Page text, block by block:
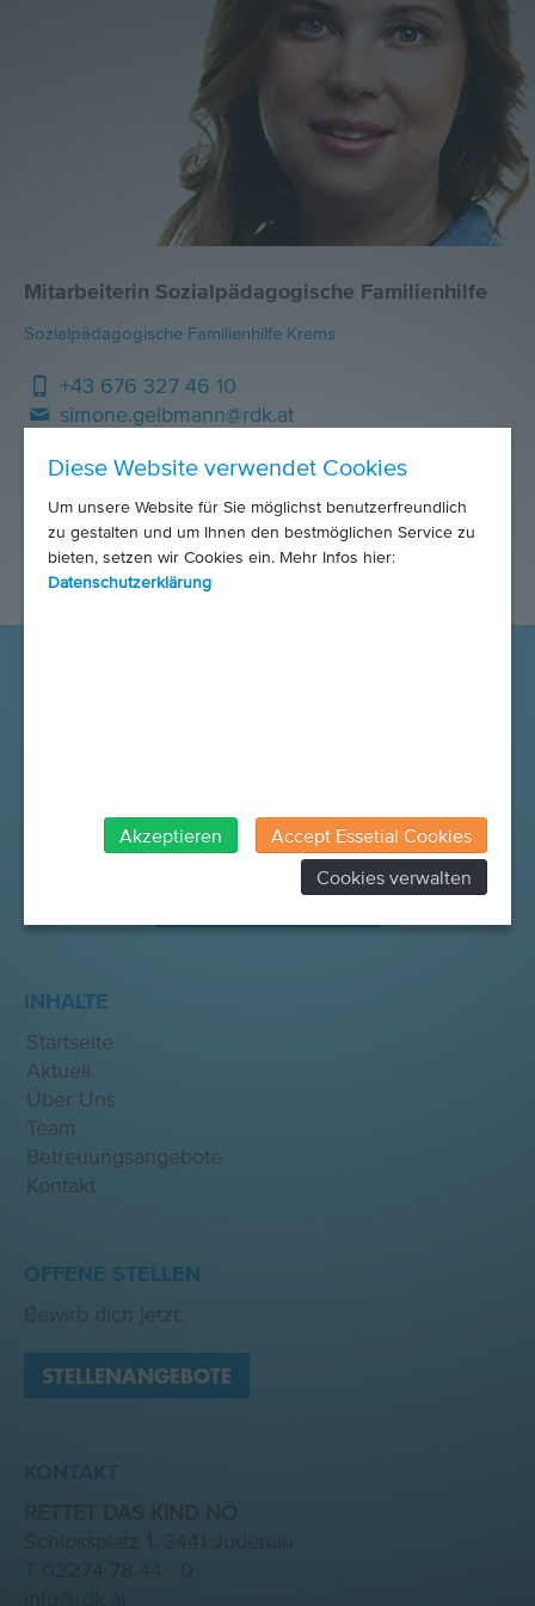
Mitarbeiterin Sozialpädagogische Familienhilfe
Sozialpädagogische Familienhilfe Krems
+43 676 327 46 10
simone.gelbmann@rdk.at
INHALTE
Startseite
Aktuell
Über Uns
Team
Betreuungsangebote
Kontakt
OFFENE STELLEN
Bewirb dich jetzt:
STELLENANGEBOTE
RETTET DAS KIND NÖ
Diese Website verwendet Cookies
Um unsere Website für Sie möglichst benutzerfreundlich
zu gestalten und um Ihnen den bestmöglichen Service zu
bieten, setzen wir Cookies ein. Mehr Infos hier:
Datenschutzerklärung
Akzeptieren
Accept Essetial Cookies
Cookies verwalten